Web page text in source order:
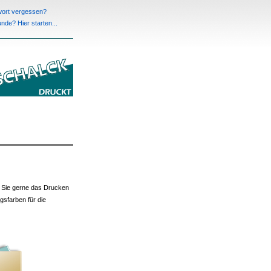
vergessen?
Hier starten...
gerne das Drucken
für die